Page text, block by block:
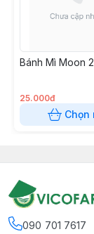
Bánh Mì Moon
25.000đ
Chọn
090 701 7617